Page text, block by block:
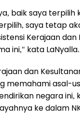
baik saya terpilih
saya tetap
Kerajaan dan
ini," kata LaNyalla.
dan
memahami asal-
negara ini,
ke dalam